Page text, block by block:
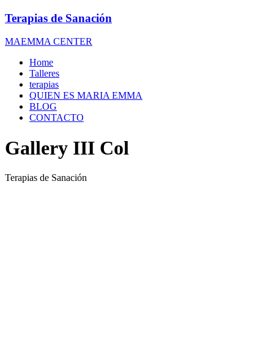
Terapias de Sanación
MAEMMA CENTER
Home
Talleres
terapias
QUIEN ES MARIA EMMA
BLOG
CONTACTO
Gallery III Col
Terapias de Sanación